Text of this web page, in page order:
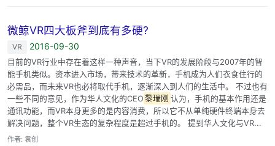
微鲸VR四大板斧到底有多硬?
VR 2016-09-30
目前的VR行业中存在着这样一种声音，当下VR的发展阶段与2007年的智
能手机类似。资本进入市场，带来技术的革新，手机成为人们衣食住行的
必需品，而未来VR也必将取代手机，逐渐深入到人们的生活中。 不过也有
一些不同的意见，作为华人文化的CEO 黎瑞刚 认为，手机的基本作用还是
通讯功能，而VR本身更多的是内容消费，所以它不从单纯硬件终端本身去
解决问题，整个VR生态的复杂程度是超过手机的。 提到华人文化与VR...
作者: 袁创